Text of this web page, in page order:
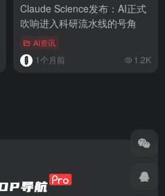
Claude Science发布：AI正式
吹响进入科研流水线的号角
AI资讯
1个月前 1.2K